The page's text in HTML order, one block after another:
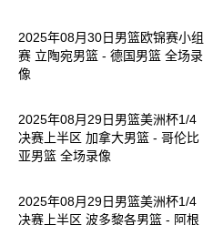
2025年08月30日男篮欧锦赛小组
赛 立陶宛男篮 - 德国男篮 全场录
像
2025年08月29日男篮美洲杯1/4
决赛上半区 加拿大男篮 - 哥伦比
亚男篮 全场录像
2025年08月29日男篮美洲杯1/4
决赛上半区 波多黎各男篮 - 阿根